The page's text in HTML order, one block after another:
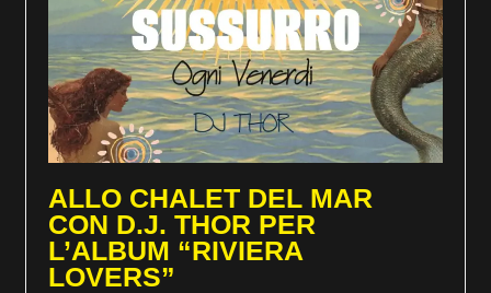
ALLO CHALET DEL MAR
CON D.J. THOR PER
L’ALBUM “RIVIERA
LOVERS”